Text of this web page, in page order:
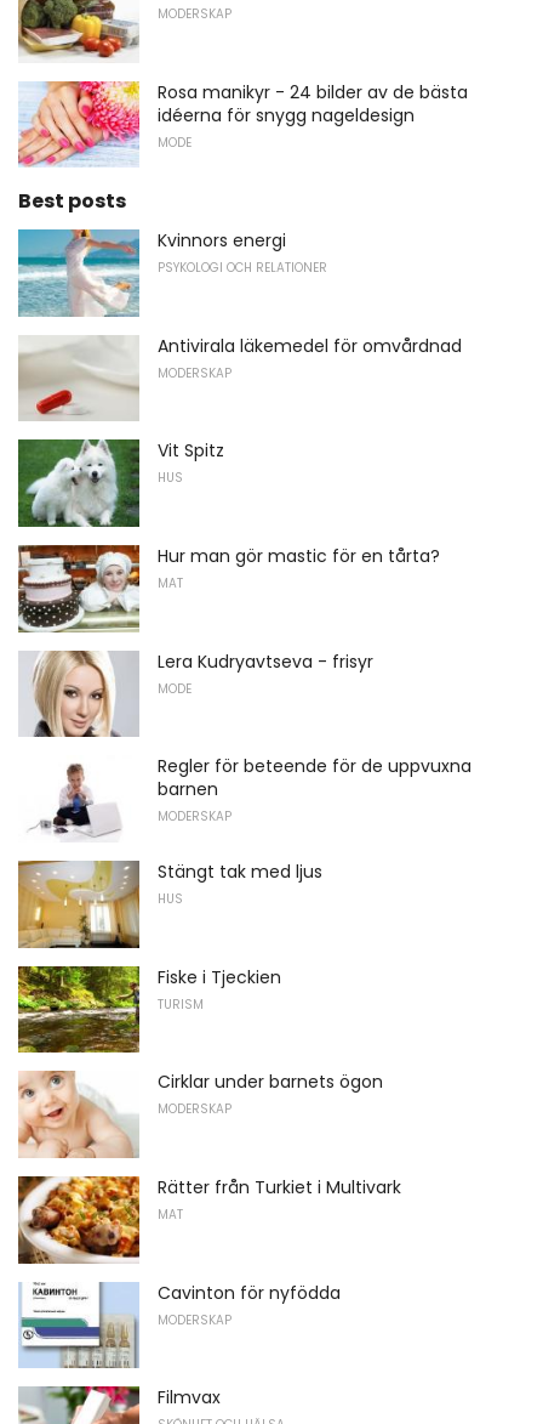
MODERSKAP
Rosa manikyr - 24 bilder av de bästa
idéerna för snygg nageldesign
MODE
Best posts
Kvinnors energi
PSYKOLOGI OCH RELATIONER
Antivirala läkemedel för omvårdnad
MODERSKAP
Vit Spitz
HUS
Hur man gör mastic för en tårta?
MAT
Lera Kudryavtseva - frisyr
MODE
Regler för beteende för de uppvuxna
barnen
MODERSKAP
Stängt tak med ljus
HUS
Fiske i Tjeckien
TURISM
Cirklar under barnets ögon
MODERSKAP
Rätter från Turkiet i Multivark
MAT
Cavinton för nyfödda
MODERSKAP
Filmvax